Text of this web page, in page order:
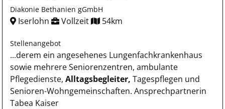
Diakonie Bethanien gGmbH
Iserlohn Vollzeit 54km
Stellenangebot
...derem ein angesehenes Lungenfachkrankenhaus
sowie mehrere Seniorenzentren, ambulante
Pflegedienste, Alltagsbegleiter, Tagespflegen und
Senioren-Wohngemeinschaften. Ansprechpartnerin
Tabea Kaiser